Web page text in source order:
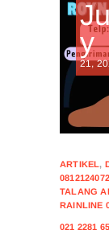
y
21,
ARTIKEL,
TALANG
RAINLINE
021 2281